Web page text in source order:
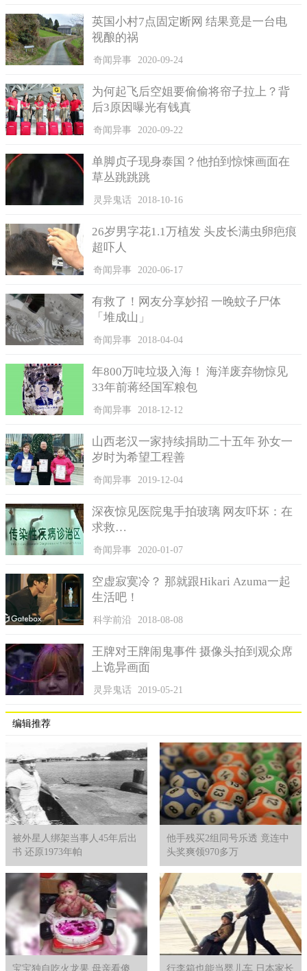
奥氏蜜环菌的生长特性
菌其实不能说是一种植物，因它是属于真菌类的，它的生长方式
是非常多样性的。对于不同的真菌来说，它们的生长及繁殖方式
都是非常不一样的。
及树木的根部，这是为了寻找更有利的生长环境。但是就奥氏蜜
环菌而言，它的生长模式又不一样，它把自己的菌根部与要摄取
的营养源相连接，这就使得奥氏蜜环菌可以不受限制的生长下
去。
奥氏蜜环菌名字的由来
作为现今世界上最大的真菌蘑菇，奥氏蜜环菌名字的由来也
是非常的有意思，它是根据奥氏蜜环菌生长出来的形状及其味道
来命名的。因为奥氏蜜环菌外形有一个圆圆的黄色盖子，且奥氏
蜜环菌吃起来有点甜，所以科学家在发现这种真菌后，根据其特
征才取名为奥氏蜜环菌。
奥氏蜜环菌的体积非常的庞大，生存的时候可以很长，且奥
氏蜜环菌独特的生长模式，让生长在奥氏蜜环菌周边区域的松树
分一直被奥氏蜜环菌吸收，不久就会枯萎而死。
奥氏蜜环菌是科学家们意外中发现的，当时看到这种真菌
后，把所有人都给震惊住了。虽然他们知道真菌的生长方式可以
英国小村7点固定断网 结果竟是一台电
视酿的祸
奇闻异事 2020-09-24
为何起飞后空姐要偷偷将帘子拉上？背
后3原因曝光有钱真
奇闻异事 2020-09-22
单脚贞子现身泰国？他拍到惊悚画面在
草丛跳跳跳
灵异鬼话 2018-10-16
26岁男字花1.1万植发 头皮长满虫卵疤痕
超吓人
奇闻异事 2020-06-17
有救了！网友分享妙招 一晚蚊子尸体
「堆成山」
奇闻异事 2018-04-04
年800万吨垃圾入海！ 海洋废弃物惊见
33年前蒋经国军粮包
奇闻异事 2018-12-12
山西老汉一家持续捐助二十五年 孙女一
岁时为希望工程善
奇闻异事 2019-12-04
深夜惊见医院鬼手拍玻璃 网友吓坏：在
求救…
奇闻异事 2020-01-07
空虚寂寞冷？ 那就跟Hikari Azuma一起
生活吧！
科学前沿 2018-08-08
王牌对王牌闹鬼事件 摄像头拍到观众席
上诡异画面
灵异鬼话 2019-05-21
编辑推荐
被外星人绑架当事人45年后出
书 还原1973年帕
他手残买2组同号乐透 竟连中
头奖爽领970多万
宝宝独自吃火龙果 母亲看傻 行李箱也能当婴儿车 日本家长